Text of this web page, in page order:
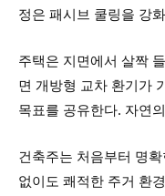
정은 패시브 쿨링을 강
주택은 지면에서 살짝
면 개방형 교차 환기가
목표를 공유한다. 자연
건축주는 처음부터 명
없이도 쾌적한 주거 환